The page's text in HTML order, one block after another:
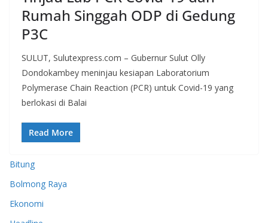
Rumah Singgah ODP di Gedung
P3C
SULUT, Sulutexpress.com – Gubernur Sulut Olly
Dondokambey meninjau kesiapan Laboratorium
Polymerase Chain Reaction (PCR) untuk Covid-19 yang
berlokasi di Balai
Read More
Bitung
Bolmong Raya
Ekonomi